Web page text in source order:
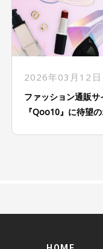
2026年03月12
ファッション通販
『Qoo10』に待望